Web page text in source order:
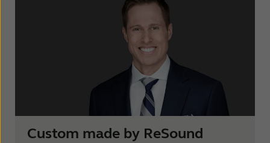
Custom made by ReSound